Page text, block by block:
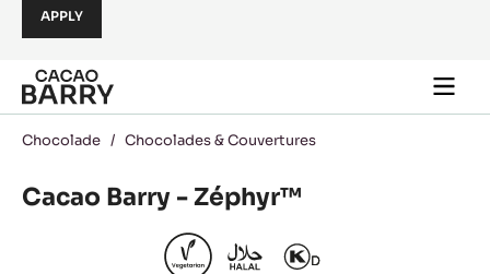
Skip to main content
main
Chocolade / Chocolades & Couvertures
Cacao Barry - Zéphyr™